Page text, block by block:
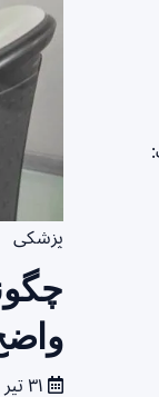
پزشکی